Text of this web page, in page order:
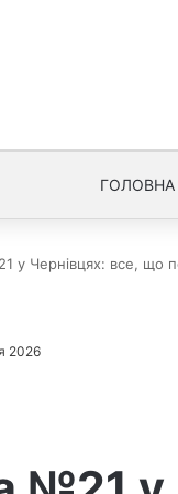
ГОЛОВНА
у Чернівцях: все, що
2026